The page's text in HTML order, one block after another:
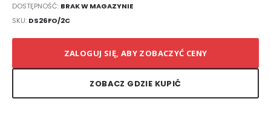
DOSTĘPNOŚĆ: BRAK W MAGAZYNIE
SKU DS26FO/2C
ZALOGUJ SIĘ, ABY ZOBACZYĆ CENY
ZOBACZ GDZIE KUPIĆ